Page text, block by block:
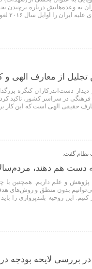
به وعده‌هایش درباره
را اوایل سال ۲۰۱۶ لغو کردند
تجلیل از معارف الهی
دست‌اندرکاران کنگره
در سراسر کشور، تاکید
حقیقی الهی است که این کار
نظام گفت:
دست هم دهند،
و علم داریم. همچنین با
بدون منطق و روش‌های
این روحیه بلندپروازی را‌‌‌‌‌‌‌‌‌‌‌‌‌‌‌‌‌‌‌‌‌‌‌‌‌‌‌‌‌‌
بررسی لایحه بودجه